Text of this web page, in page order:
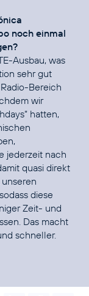
noch einmal
Ausbau, was
sehr gut
Bereich
wir
hatten,
jederzeit nach
quasi direkt
diese
Zeit- und
Das macht
schneller.